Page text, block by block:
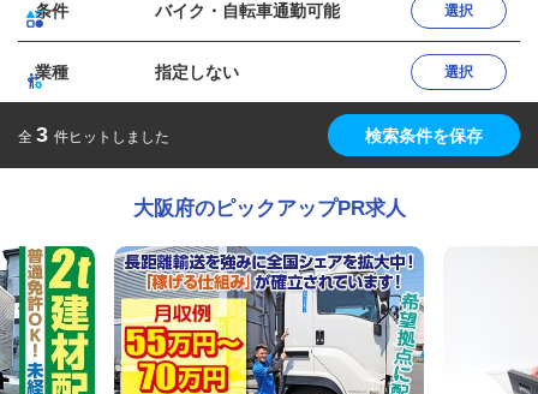
条件 バイク・自転車通勤可能 選択
業種 指定しない 選択
全 3 件ヒットしました 検索条件を保存
大阪府のピックアップPR求人